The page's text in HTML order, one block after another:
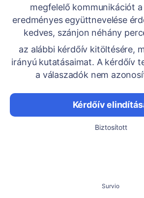
megfelelő kommunikációt
eredményes együttnevelése
kedves, szánjon néhány
az alábbi kérdőív kitöltésére,
irányú kutatásaimat. A kérdőív
a válaszadók nem
Kérdőív
Biztosított
Survio